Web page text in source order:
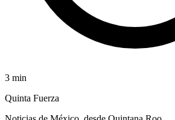
3 min
Quinta Fuerza